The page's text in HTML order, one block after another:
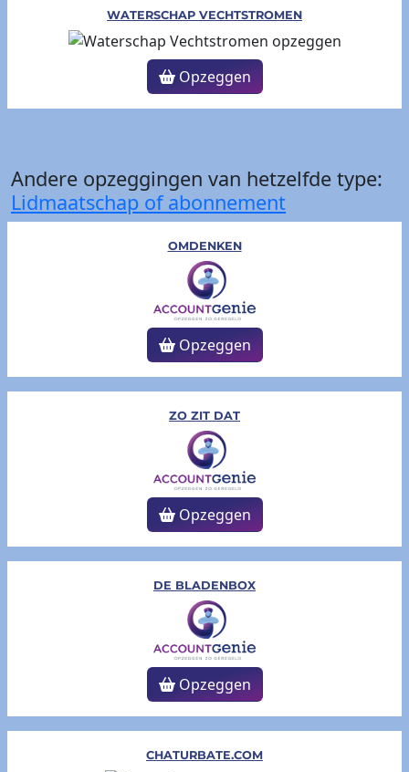
WATERSCHAP VECHTSTROMEN
Opzeggen
Andere opzeggingen van hetzelfde type:
Lidmaatschap of abonnement
OMDENKEN
Opzeggen
ZO ZIT DAT
Opzeggen
DE BLADENBOX
Opzeggen
CHATURBATE.COM